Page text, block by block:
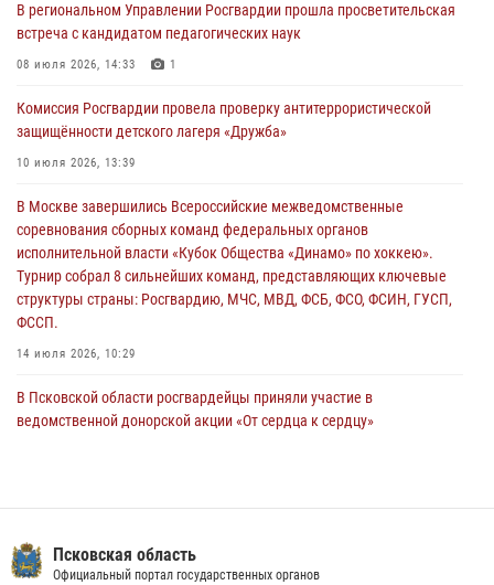
безопасности во время празднования Дня ВДВ
02 августа 2026, 13:28
улицу Труда
Всероссийского конкурса профессионального мастерства среди
сотрудников вневедомственной охраны Росгвардии, Псковские
Росгвардейцы одержали победу
30 июля 2026, 05:10
В региональном Управлении Росгвардии прошла просветительская
встреча с кандидатом педагогических наук
08 июля 2026, 14:33 1
Комиссия Росгвардии провела проверку антитеррористической
защищённости детского лагеря «Дружба»
10 июля 2026, 13:39
В Москве завершились Всероссийские межведомственные
соревнования сборных команд федеральных органов
исполнительной власти «Кубок Общества «Динамо» по хоккею».
Турнир собрал 8 сильнейших команд, представляющих ключевые
структуры страны: Росгвардию, МЧС, МВД, ФСБ, ФСО, ФСИН, ГУСП,
ФССП.
14 июля 2026, 10:29
В Псковской области росгвардейцы приняли участие в
ведомственной донорской акции «От сердца к сердцу»
24 июля 2026, 13:59 1
Псковская область
Официальный портал государственных органов